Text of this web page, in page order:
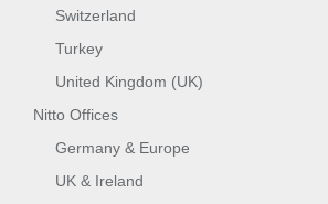
Switzerland
Turkey
United Kingdom (UK)
Nitto Offices
Germany & Europe
UK & Ireland